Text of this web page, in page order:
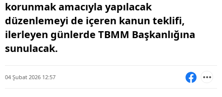
korunmak amacıyla yapılacak
düzenlemeyi de içeren kanun teklifi,
ilerleyen günlerde TBMM Başkanlığına
sunulacak.
04 Şubat 2026 12:57